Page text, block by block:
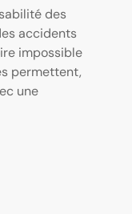
des
accidents
impossible
permettent,
une